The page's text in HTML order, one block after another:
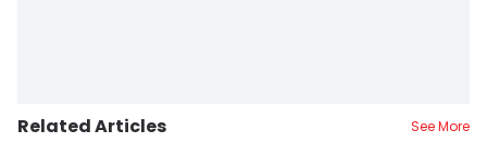
Related Articles See More